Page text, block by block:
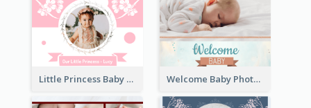
Little Princess Baby Photo Book Welcome Baby Photo Book